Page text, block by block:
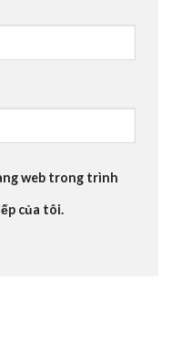
web trong trình
của tôi.